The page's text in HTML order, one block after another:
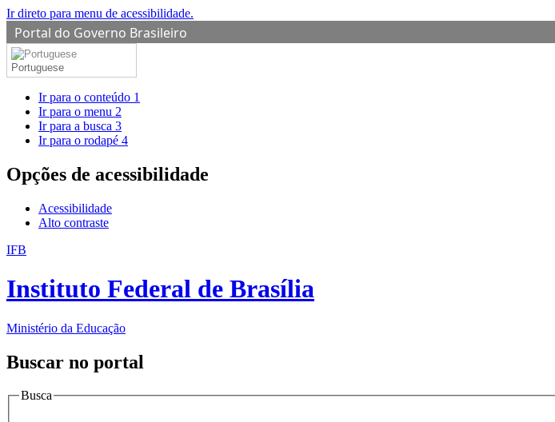
Ir direto para menu de acessibilidade.
Portal do Governo Brasileiro
Portuguese
Ir para o conteúdo 1
Ir para o menu 2
Ir para a busca 3
Ir para o rodapé 4
Opções de acessibilidade
Acessibilidade
Alto contraste
IFB
Instituto Federal de Brasília
Ministério da Educação
Buscar no portal
Busca